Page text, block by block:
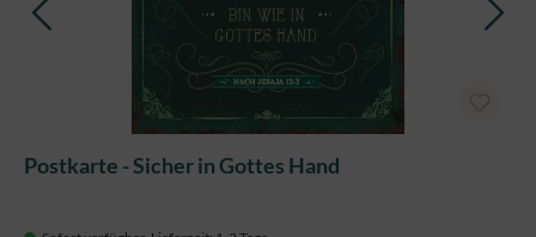
Postkarte - Sicher in Gottes Hand